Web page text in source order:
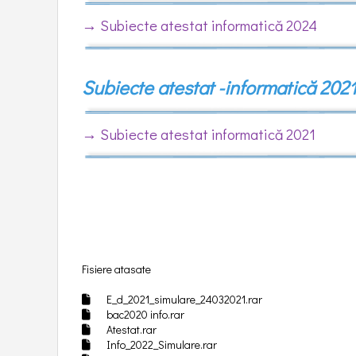
→ Subiecte atestat informatică 2024
Subiecte atestat -informatică 2021
→ Subiecte atestat informatică 2021
Fisiere atasate
E_d_2021_simulare_24032021.rar
bac2020 info.rar
Atestat.rar
Info_2022_Simulare.rar